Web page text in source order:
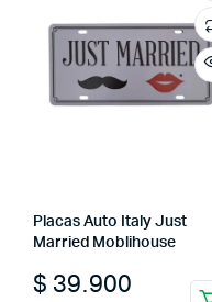
Placas Auto Italy Just
Married Moblihouse
$ 39.900